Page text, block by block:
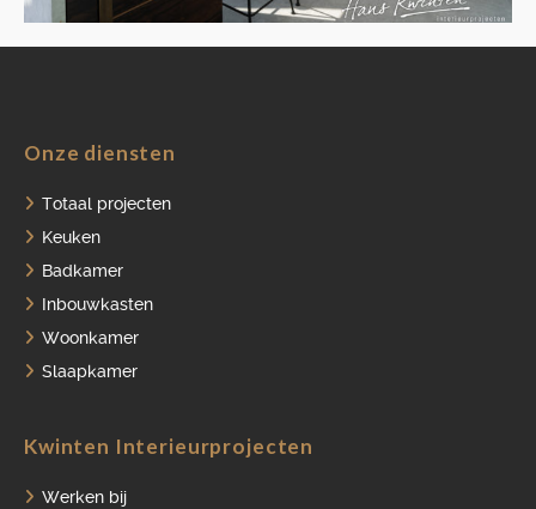
Onze diensten
Totaal projecten
Keuken
Badkamer
Inbouwkasten
Woonkamer
Slaapkamer
Kwinten Interieurprojecten
Werken bij
ONDERHOUDSPRODUCTEN
APPARATEN REGISTREREN